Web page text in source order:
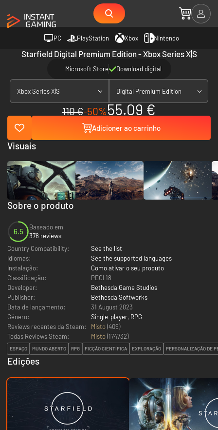
PC PlayStation Xbox Nintendo
Starfield Digital Premium Edition - Xbox Series X|S
Microsoft Store Download digital
Xbox Series X|S Digital Premium Edition
110 €-50%55.09 €
Adicioner ao carrinho
Sobre o produto
6.5
Baseado em
376 reviews
Country Compatibility:
See the list
Idiomas:
See the supported languages
Instalação:
Como ativar o seu produto
Classificação:
PEGI 18
Developer:
Bethesda Game Studios
Publisher:
Bethesda Softworks
Data de lançamento:
31 August 2023
Género:
Single-player, RPG
Reviews recentes da Steam:
Misto(409)
Todas Reviews Steam:
Misto(174732)
ESPAÇO MUNDO ABERTO RPG FICÇÃO CIENTÍFICA EXPLORAÇÃO PERSONALIZAÇÃO DE
Edições
Visuais